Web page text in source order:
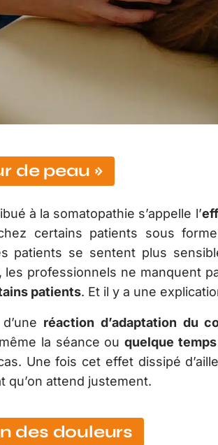
de peau »
à la somatopathie s’appelle l’
certains patients sous
patients se sentent plus
les professionnels ne manquent
patients. Et il y a une
réaction d’adaptation du
la séance ouquelque
Une fois cet effet dissipé
qu’on attend justement.
des douleurs